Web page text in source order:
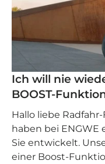
Ich will nie
BOOST-
Hallo liebe
haben bei ENGWE
Sie entwickelt.
einer Boost-